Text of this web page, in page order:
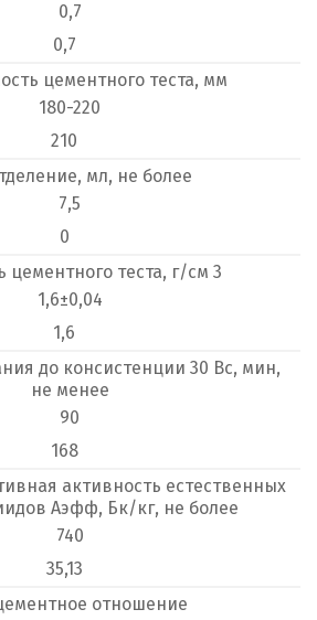
0,7
0,7
цементного теста, мм
180-220
210
мл, не более
7,5
0
цементного теста, г/см 3
1,6±0,04
1,6
до консистенции 30 Вс, мин,
не менее
90
168
активность естественных
Аэфф, Бк/кг, не более
740
35,13
отношение